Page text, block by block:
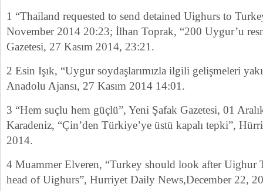
1 “Thailand requested to send detained Uighurs to
November 2014 20:23; İlhan Toprak, “200 Uygur’u
Gazetesi, 27 Kasım 2014, 23:21.
2 Esin Işık, “Uygur soydaşlarımızla ilgili gelişmeleri
Anadolu Ajansı, 27 Kasım 2014 14:01.
3 “Hem suçlu hem güçlü”, Yeni Şafak Gazetesi, 01
Karadeniz, “Çin’den Türkiye’ye üstü kapalı tepki”,
2014.
4 Muammer Elveren, “Turkey should look after Uighur
head of Uighurs”, Hurriyet Daily News,December 22,